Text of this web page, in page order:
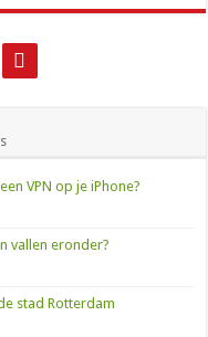
VPN op je iPhone?
vallen eronder?
stad Rotterdam